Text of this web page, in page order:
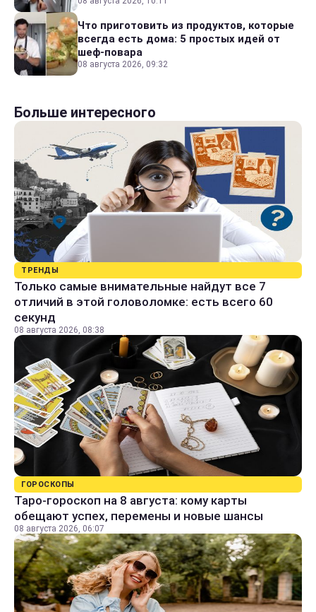
Что приготовить из продуктов, которые
всегда есть дома: 5 простых идей от
шеф-повара
08 августа 2026, 09:32
Больше интересного
ТРЕНДЫ
Только самые внимательные найдут все 7
отличий в этой головоломке: есть всего 60
секунд
08 августа 2026, 08:38
ГОРОСКОПЫ
Таро-гороскоп на 8 августа: кому карты
обещают успех, перемены и новые шансы
08 августа 2026, 06:07